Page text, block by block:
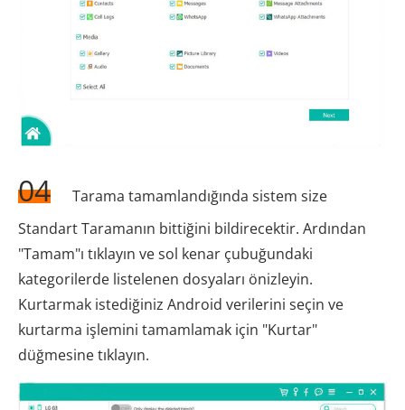
04
Tarama tamamlandığında sistem size
Standart Taramanın bittiğini bildirecektir. Ardından
"Tamam"ı tıklayın ve sol kenar çubuğundaki
kategorilerde listelenen dosyaları önizleyin.
Kurtarmak istediğiniz Android verilerini seçin ve
kurtarma işlemini tamamlamak için "Kurtar"
düğmesine tıklayın.